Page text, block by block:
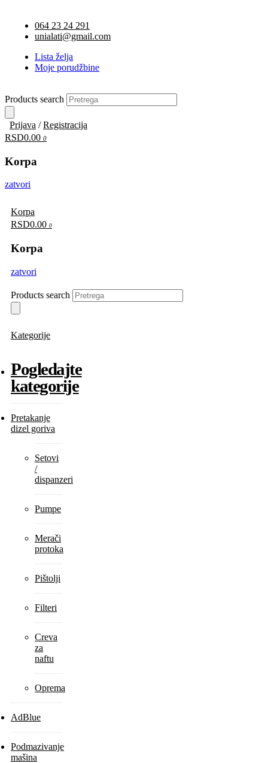
064 23 24 291
unialati@gmail.com
Lista želja
Moje porudžbine
Products search
Prijava / Registracija
RSD0.00 0
Korpa
zatvori
Korpa
RSD0.00 0
Korpa
zatvori
Products search
Kategorije
Pogledajte
kategorije
Pretakanje
dizel goriva
Setovi
/
dispanzeri
Pumpe
Merači
protoka
Pištolji
Filteri
Creva
za
naftu
Oprema
AdBlue
Podmazivanje
mašina